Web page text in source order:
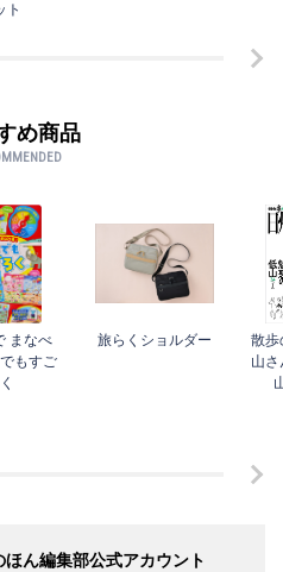
ト
め商品
まなべ
もすご
旅らくショルダー
散歩
山さ
ん編集部公式アカウント